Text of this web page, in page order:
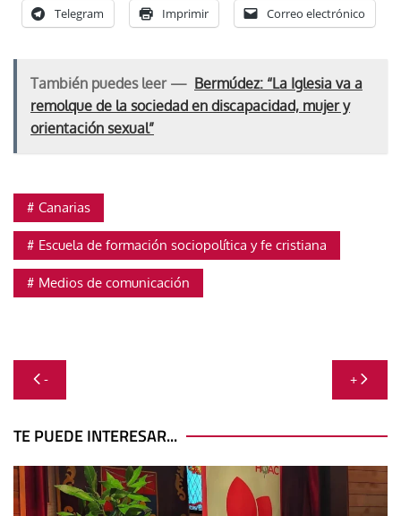
Telegram Imprimir Correo electrónico
También puedes leer — Bermúdez: “La Iglesia va a
remolque de la sociedad en discapacidad, mujer y
orientación sexual”
Canarias
Escuela de formación sociopolítica y fe cristiana
Medios de comunicación
Navegación
de
entradas
- +
TE PUEDE INTERESAR...